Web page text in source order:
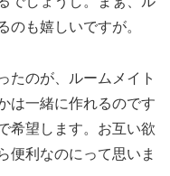
のも嬉しいですが。
たのが、ルームメイト
は一緒に作れるのです
希望します。お互い欲
便利なのにって思いま